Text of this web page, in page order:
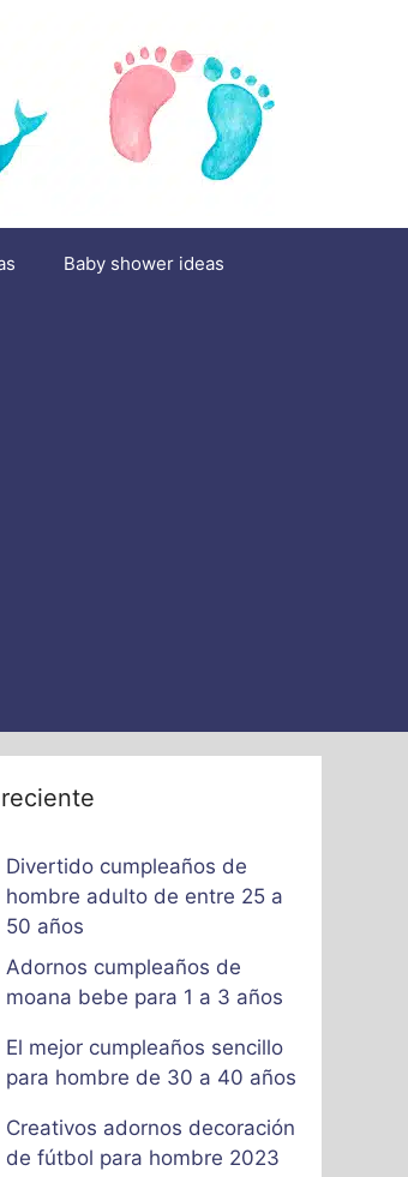
Baby shower ideas
Divertido cumpleaños de
hombre adulto de entre 25 a
50 años
Adornos cumpleaños de
moana bebe para 1 a 3 años
El mejor cumpleaños sencillo
para hombre de 30 a 40 años
Creativos adornos decoración
de fútbol para hombre 2023